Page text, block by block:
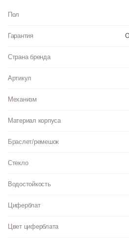
• Корпус из стального сплава 316L с
• Надежный браслетный замок с тройным
Пол
Гарантия
Страна бренда
Артикул
Механизм
Материал корпуса
Браслет/ремешок
Стекло
Водостойкость
Циферблат
Цвет циферблата